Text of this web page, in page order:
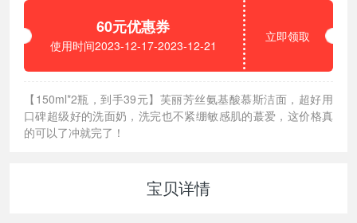
60元优惠券
使用时间2023-12-17-2023-12-21
立即领取
【150ml*2瓶，到手39元】芙丽芳丝氨基酸慕斯洁面，超好用
口碑超级好的洗面奶，洗完也不紧绷敏感肌的蕞爱，这价格真
的可以了冲就完了！
宝贝详情